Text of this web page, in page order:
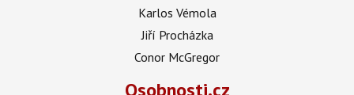
Karlos Vémola
Jiří Procházka
Conor McGregor
Osobnosti.cz